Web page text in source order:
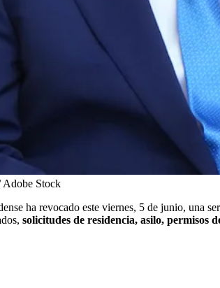
Adobe Stock
ha revocado este viernes, 5 de junio, una
solicitudes de residencia, asilo, permisos